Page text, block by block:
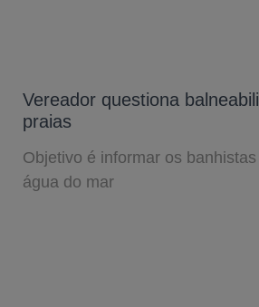
Vereador questiona
praias
Objetivo é informar os
água do mar